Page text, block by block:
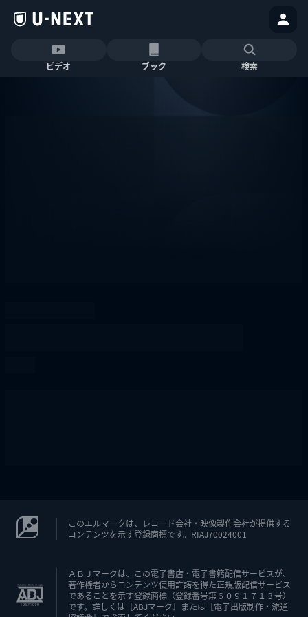
ビデオ ブック 検索
このエルマークは、レコード会社・映像製作会社が提供する
コンテンツを示す登録商標です。RIAJ70024001
ＡＢＪマークは、この電子書店・電子書籍配信サービスが、
著作権者からコンテンツ使用許諾を得た正規版配信サービス
であることを示す登録商標（登録番号第６０９１７１３号）
です。詳しくは［ABJマーク］または［電子出版制作・流通